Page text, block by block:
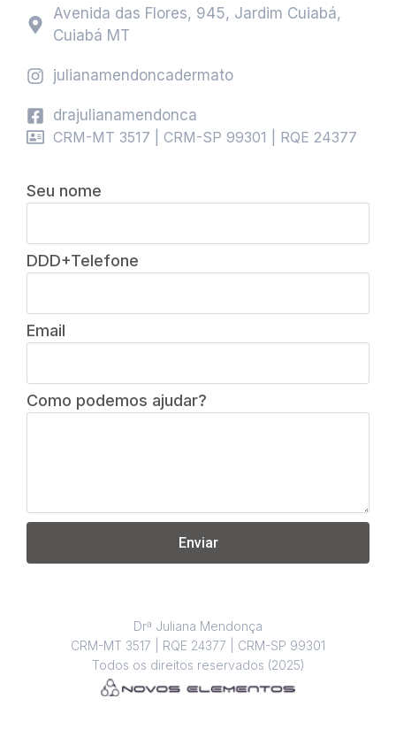
Avenida das Flores, 945, Jardim Cuiabá,
Cuiabá MT
julianamendoncadermato
drajulianamendonca
CRM-MT 3517 | CRM-SP 99301 | RQE 24377
Seu nome
DDD+Telefone
Email
Como podemos ajudar?
Enviar
Drª Juliana Mendonça
CRM-MT 3517 | RQE 24377 | CRM-SP 99301
Todos os direitos reservados (2025)